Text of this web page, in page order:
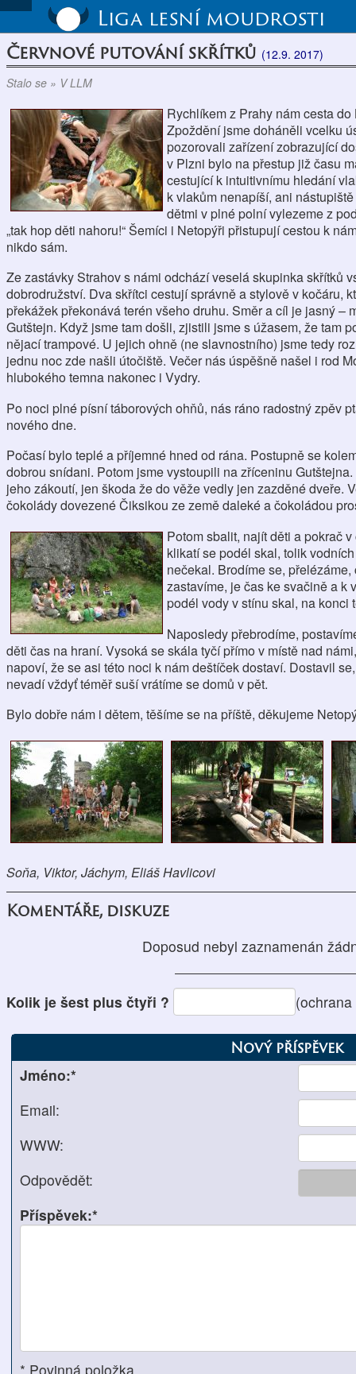
Liga lesní moudrosti
Červnové putování skřítků (12.9. 2017)
Stalo se » V LLM
Rychlíkem z Prahy nám cesta
Zpoždění jsme doháněli vcelku
pozorovali zařízení zobrazující
v Plzni bylo na přestup již času
cestující k intuitivnímu hledání
k vlakům nenapíší, ani
dětmi v plné polní vylezeme z
„tak hop děti nahoru!“ Šemíci i Netopýři přistupují cestou k
nikdo sám.
Ze zastávky Strahov s námi odchází veselá skupinka skřítků
dobrodružství. Dva skřítci cestují správně a stylově v kočáru,
překážek překonává terén všeho druhu. Směr a cíl je jasný –
Gutštejn. Když jsme tam došli, zjistili jsme s úžasem, že tam
nějací trampové. U jejich ohně (ne slavnostního) jsme tedy
jednu noc zde našli útočiště. Večer nás úspěšně našel i rod
hlubokého temna nakonec i Vydry.
Po noci plné písní táborových ohňů, nás ráno radostný zpěv
nového dne.
Počasí bylo teplé a příjemné hned od rána. Postupně se
dobrou snídani. Potom jsme vystoupili na zříceninu
jeho zákoutí, jen škoda že do věže vedly jen zazděné dveře.
čokolády dovezené Čiksikou ze země daleké a čokoládou
Potom sbalit, najít děti a pokrač
klikatí se podél skal, tolik
nečekal. Brodíme se,
zastavíme, je čas ke svačině a k
podél vody v stínu skal, na konci
Naposledy přebrodíme,
děti čas na hraní. Vysoká se skála tyčí přímo v místě nad
napoví, že se asi této noci k nám deštíček dostaví. Dostavil
nevadí vždyť téměř suší vrátíme se domů v pět.
Bylo dobře nám i dětem, těšíme se na příště, děkujeme
Soňa, Viktor, Jáchym, Eliáš Havlicovi
Komentáře, diskuze
Doposud nebyl zaznamenán
Kolik je šest plus čtyři ?
Nový příspěvek
Jméno:*
Email:
WWW:
Odpovědět:
Příspěvek:*
* Povinná položka